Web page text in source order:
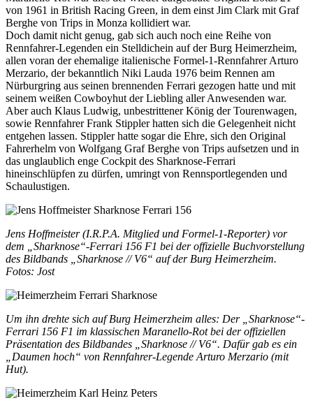
von 1961 in British Racing Green, in dem einst Jim Clark mit Graf
Berghe von Trips in Monza kollidiert war.
Doch damit nicht genug, gab sich auch noch eine Reihe von
Rennfahrer-Legenden ein Stelldichein auf der Burg Heimerzheim,
allen voran der ehemalige italienische Formel-1-Rennfahrer Arturo
Merzario, der bekanntlich Niki Lauda 1976 beim Rennen am
Nürburgring aus seinen brennenden Ferrari gezogen hatte und mit
seinem weißen Cowboyhut der Liebling aller Anwesenden war.
Aber auch Klaus Ludwig, unbestrittener König der Tourenwagen,
sowie Rennfahrer Frank Stippler hatten sich die Gelegenheit nicht
entgehen lassen. Stippler hatte sogar die Ehre, sich den Original
Fahrerhelm von Wolfgang Graf Berghe von Trips aufsetzen und in
das unglaublich enge Cockpit des Sharknose-Ferrari
hineinschlüpfen zu dürfen, umringt von Rennsportlegenden und
Schaulustigen.
Jens Hoffmeister (I.R.P.A. Mitglied und Formel-1-Reporter) vor
dem „Sharknose“-Ferrari 156 F1 bei der offizielle Buchvorstellung
des Bildbands „Sharknose // V6“ auf der Burg Heimerzheim.
Fotos: Jost
Um ihn drehte sich auf Burg Heimerzheim alles: Der „Sharknose“-
Ferrari 156 F1 im klassischen Maranello-Rot bei der offiziellen
Präsentation des Bildbandes „Sharknose // V6“. Dafür gab es ein
„Daumen hoch“ von Rennfahrer-Legende Arturo Merzario (mit
Hut).